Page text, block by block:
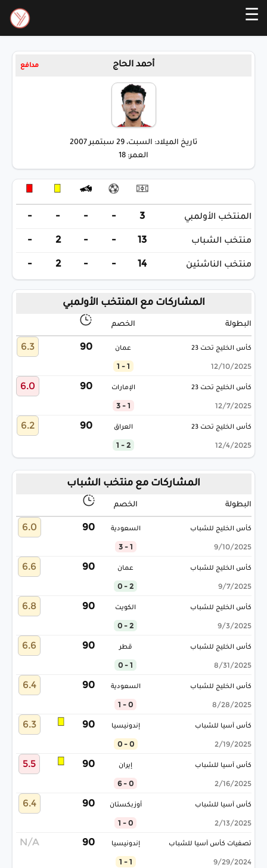
☰
أحمد الحاج مدافع
تاريخ الميلاد: السبت، 29 سبتمبر 2007
العمر: 18
المنتخب الأولمبي 3
-
-
-
-
منتخب الشباب 13
-
-
2
-
منتخب الناشئين 14
-
-
2
-
المشاركات مع المنتخب الأولمبي
البطولة الخصم
كأس الخليج تحت 23
12/10/2025
عمان
1 - 1
90
6.3
كأس الخليج تحت 23
12/7/2025
الإمارات
1 - 3
90
6.0
كأس الخليج تحت 23
12/4/2025
العراق
2 - 1
90
6.2
المشاركات مع منتخب الشباب
البطولة الخصم
كأس الخليج للشباب
9/10/2025
السعودية
1 - 3
90
6.0
كأس الخليج للشباب
9/7/2025
عمان
2 - 0
90
6.6
كأس الخليج للشباب
9/3/2025
الكويت
2 - 0
90
6.8
كأس الخليج للشباب
8/31/2025
قطر
1 - 0
90
6.6
كأس الخليج للشباب
8/28/2025
السعودية
0 - 1
90
6.4
كأس آسيا للشباب
2/19/2025
إندونيسيا
0 - 0
90
6.3
كأس آسيا للشباب
2/16/2025
إيران
0 - 6
90
5.5
كأس آسيا للشباب
2/13/2025
أوزبكستان
0 - 1
90
6.4
تصفيات كأس آسيا للشباب
9/29/2024
إندونيسيا
1 - 1
90
N/A